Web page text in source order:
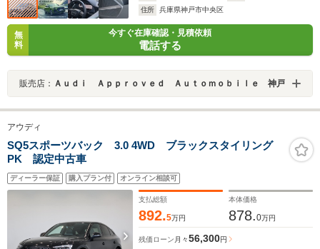
住所
兵庫県神戸市中央区
無
料
今すぐ在庫確認・見積依頼
電話する
販売店： Ａｕｄｉ Ａｐｐｒｏｖｅｄ Ａｕｔｏｍｏｂｉｌｅ 神戸
アウディ
SQ5スポーツバック 3.0 4WD ブラックスタイリング
PK 認定中古車
ディーラー保証 購入プラン付 オンライン相談可
支払総額
892.5万円
本体価格
878.0万円
残価ローン 月々56,300円